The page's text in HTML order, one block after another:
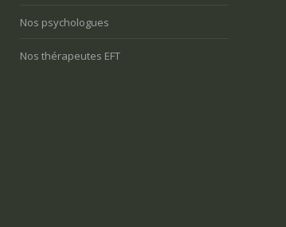
Nos psychologues
Nos thérapeutes EFT